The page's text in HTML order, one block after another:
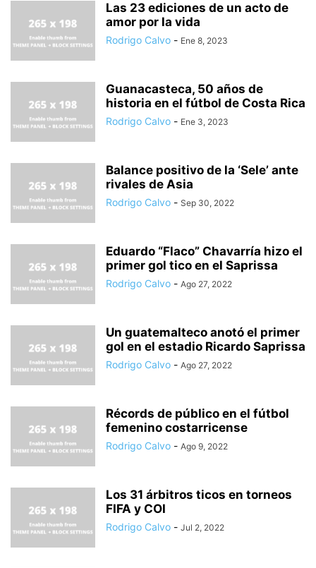
Las 23 ediciones de un acto de
amor por la vida
Rodrigo Calvo - Ene 8, 2023
Guanacasteca, 50 años de
historia en el fútbol de Costa Rica
Rodrigo Calvo - Ene 3, 2023
Balance positivo de la ‘Sele’ ante
rivales de Asia
Rodrigo Calvo - Sep 30, 2022
Eduardo “Flaco” Chavarría hizo el
primer gol tico en el Saprissa
Rodrigo Calvo - Ago 27, 2022
Un guatemalteco anotó el primer
gol en el estadio Ricardo Saprissa
Rodrigo Calvo - Ago 27, 2022
Récords de público en el fútbol
femenino costarricense
Rodrigo Calvo - Ago 9, 2022
Los 31 árbitros ticos en torneos
FIFA y COI
Rodrigo Calvo - Jul 2, 2022